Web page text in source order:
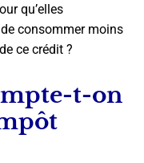
qu’elles
consommer moins
ce crédit ?
t-on